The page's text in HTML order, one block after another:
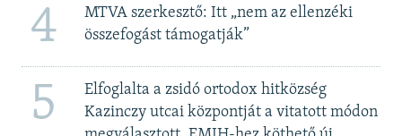
4
MTVA szerkesztő: Itt „nem az ellenzéki
összefogást támogatják”
5
Elfoglalta a zsidó ortodox hitközség
Kazinczy utcai központját a vitatott módon